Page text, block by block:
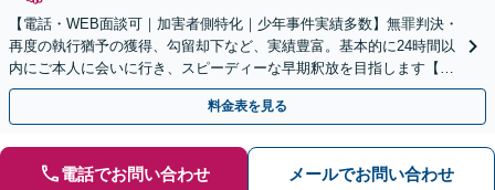
【電話・WEB面談可｜加害者側特化｜少年事件実績多数】無罪判決・
再度の執行猶予の獲得、勾留却下など、実績豊富。基本的に24時間以
内にご本人に会いに行き、スピーディーな早期釈放を目指します【事
前予約にて当日・休日・夜間面談可｜関西エリア対応】
料金表を見る
電話でお問い合わせ メールでお問い合わせ